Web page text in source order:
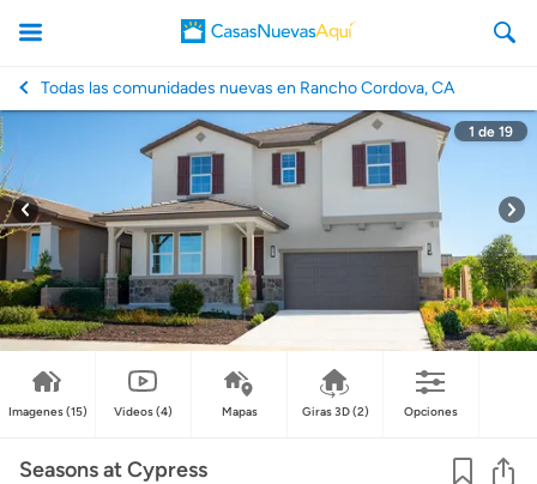
CasasNuevasAqui
Todas las comunidades nuevas en Rancho Cordova, CA
1 de 19
Imagenes(15) Videos(4) Mapas Giras 3D(2) Opciones
Seasons at Cypress